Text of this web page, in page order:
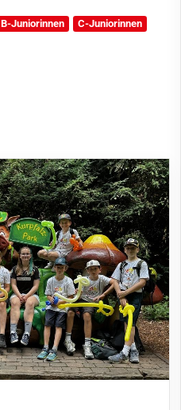
B-Juniorinnen
C-Juniorinnen